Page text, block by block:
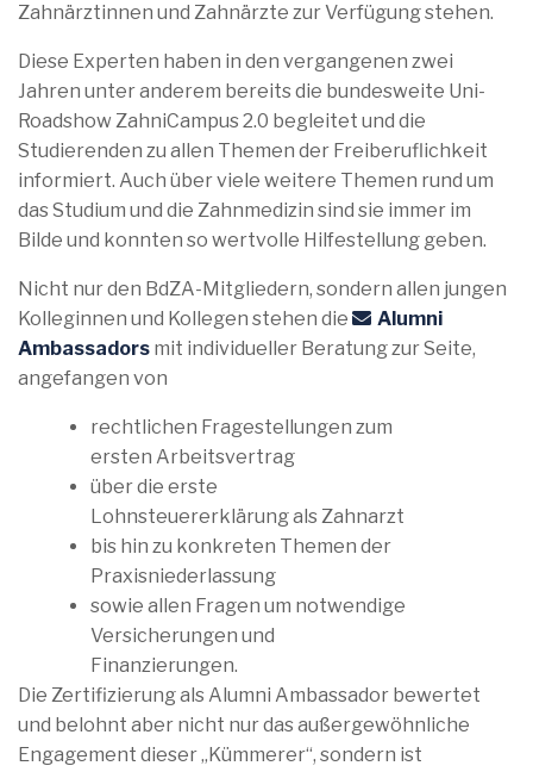
Zahnärztinnen und Zahnärzte zur Verfügung stehen.
Diese Experten haben in den vergangenen zwei
Jahren unter anderem bereits die bundesweite Uni-
Roadshow ZahniCampus 2.0 begleitet und die
Studierenden zu allen Themen der Freiberuflichkeit
informiert. Auch über viele weitere Themen rund um
das Studium und die Zahnmedizin sind sie immer im
Bilde und konnten so wertvolle Hilfestellung geben.
Nicht nur den BdZA-Mitgliedern, sondern allen jungen
Kolleginnen und Kollegen stehen die
Alumni
Ambassadors mit individueller Beratung zur Seite,
angefangen von
rechtlichen Fragestellungen zum
ersten Arbeitsvertrag
über die erste
Lohnsteuererklärung als Zahnarzt
bis hin zu konkreten Themen der
Praxisniederlassung
sowie allen Fragen um notwendige
Versicherungen und
Finanzierungen.
Die Zertifizierung als Alumni Ambassador bewertet
und belohnt aber nicht nur das außergewöhnliche
Engagement dieser „Kümmerer“, sondern ist